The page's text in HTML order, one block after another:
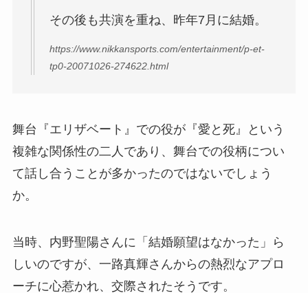
その後も共演を重ね、昨年7月に結婚。
https://www.nikkansports.com/entertainment/p-et-
tp0-20071026-274622.html
舞台『エリザベート』での役が『愛と死』という
複雑な関係性の二人であり、舞台での役柄につい
て話し合うことが多かったのではないでしょう
か。
当時、内野聖陽さんに「結婚願望はなかった」ら
しいのですが、一路真輝さんからの熱烈なアプロ
ーチに心惹かれ、交際されたそうです。